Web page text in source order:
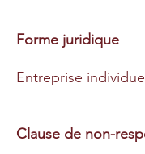
Forme juridique
Entreprise
Clause de non-